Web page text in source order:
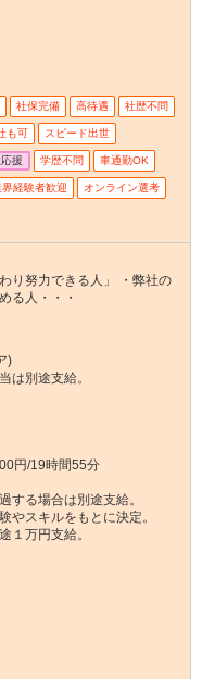
社保完備 高待遇 社歴不問
も可 スピード出世
援 学歴不問 車通勤OK
界経験者歓迎 オンライン選考
り努力できる人」 ・弊社の
る人・・・
)
は別途支給。
円/19時間55分
する場合は別途支給。
スキルをもとに決定。
１万円支給。